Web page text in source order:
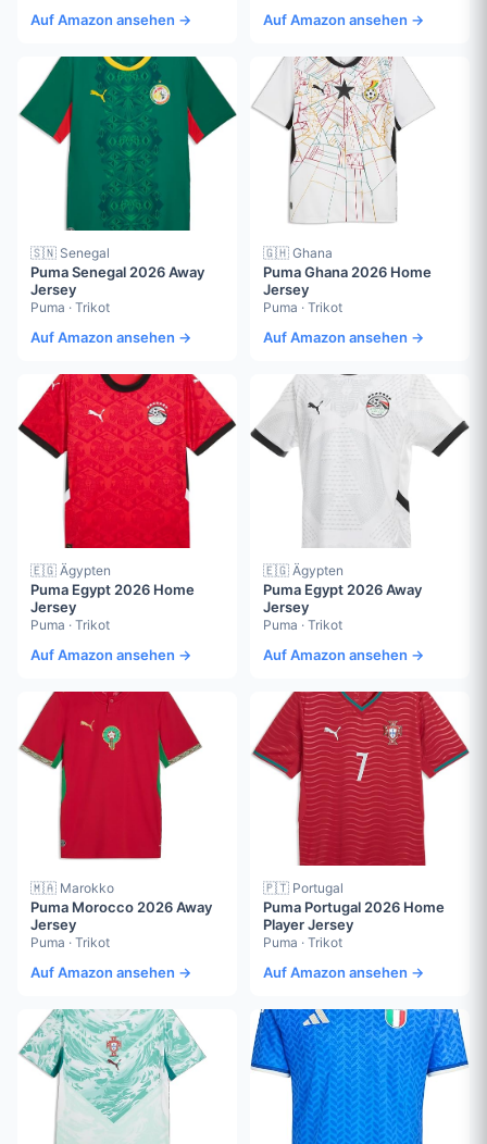
Auf Amazon ansehen → Auf Amazon ansehen →
🇸🇳 Senegal
Puma Senegal 2026 Away
Jersey
Puma · Trikot
Auf Amazon ansehen →
🇬🇭 Ghana
Puma Ghana 2026 Home
Jersey
Puma · Trikot
Auf Amazon ansehen →
🇪🇬 Ägypten
Puma Egypt 2026 Home
Jersey
Puma · Trikot
Auf Amazon ansehen →
🇪🇬 Ägypten
Puma Egypt 2026 Away
Jersey
Puma · Trikot
Auf Amazon ansehen →
🇲🇦 Marokko
Puma Morocco 2026 Away
Jersey
Puma · Trikot
Auf Amazon ansehen →
🇵🇹 Portugal
Puma Portugal 2026 Home
Player Jersey
Puma · Trikot
Auf Amazon ansehen →